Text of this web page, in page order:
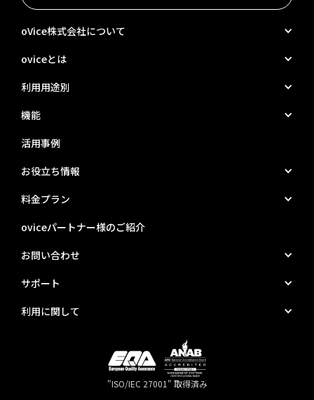
oVice株式会社について
oviceとは
利用用途別
機能
活用事例
お役立ち情報
料金プラン
oviceパートナー様のご紹介
お問い合わせ
サポート
利用に関して
"ISO/IEC 27001" 取得済み